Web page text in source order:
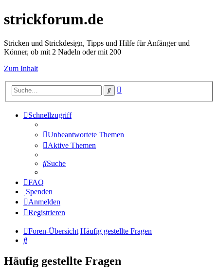
strickforum.de
Stricken und Strickdesign, Tipps und Hilfe für Anfänger und
Könner, ob mit 2 Nadeln oder mit 200
Zum Inhalt
Suche
Schnellzugriff
Unbeantwortete Themen
Aktive Themen
Suche
FAQ
Spenden
Anmelden
Registrieren
Foren-Übersicht Häufig gestellte Fragen
Suche
Häufig gestellte Fragen